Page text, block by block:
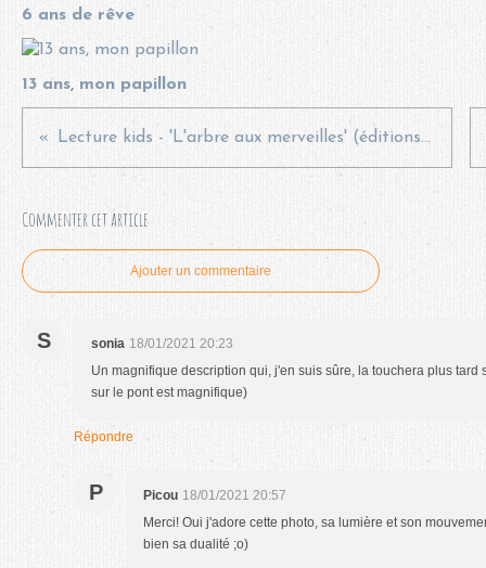
6 ans de rêve
13 ans, mon papillon
Lecture kids - 'L'arbre aux merveilles' (éditions Kimane)
Commenter cet article
Ajouter un commentaire
S sonia 18/01/2021 20:23
Un magnifique description qui, j'en suis sûre, la touchera plus tard
sur le pont est magnifique)
Répondre
P Picou 18/01/2021 20:57
Merci! Oui j'adore cette photo, sa lumière et son
bien sa dualité ;o)